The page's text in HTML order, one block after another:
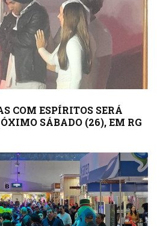
COM ESPÍRITOS SERÁ
SÁBADO (26), EM RG